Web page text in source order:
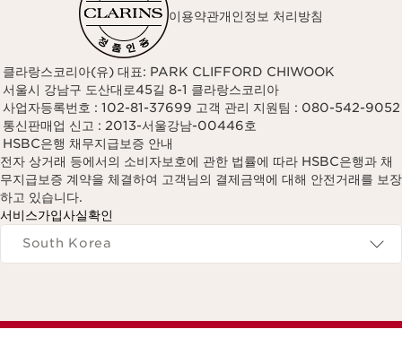
이용약관개인정보 처리방침
클라랑스코리아(유) 대표: PARK CLIFFORD CHIWOOK
서울시 강남구 도산대로45길 8-1 클라랑스코리아
사업자등록번호 : 102-81-37699 고객 관리 지원팀 : 080-542-9052
통신판매업 신고 : 2013-서울강남-00446호
HSBC은행 채무지급보증 안내
전자 상거래 등에서의 소비자보호에 관한 법률에 따라 HSBC은행과 채
무지급보증 계약을 체결하여 고객님의 결제금액에 대해 안전거래를 보장
하고 있습니다.
서비스가입사실확인
Navigates to
South Korea